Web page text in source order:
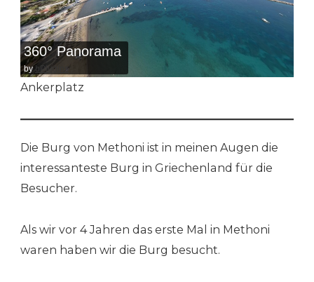
360° Panorama
bybPlugins
Ankerplatz
Die Burg von Methoni ist in meinen Augen die
interessanteste Burg in Griechenland für die
Besucher.
Als wir vor 4 Jahren das erste Mal in Methoni
waren haben wir die Burg besucht.